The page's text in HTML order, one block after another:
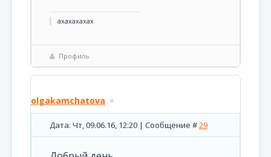
ахахахахах
Профиль
olgakamchatova
Дата: Чт, 09.06.16, 12:20 | Сообщение #29